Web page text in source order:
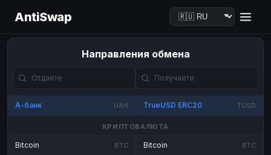
AntiSwap
Направления обмена
А-банк UAH TrueUSD ERC20 TUSD
КРИПТОВАЛЮТА
Bitcoin BTC Bitcoin BTC